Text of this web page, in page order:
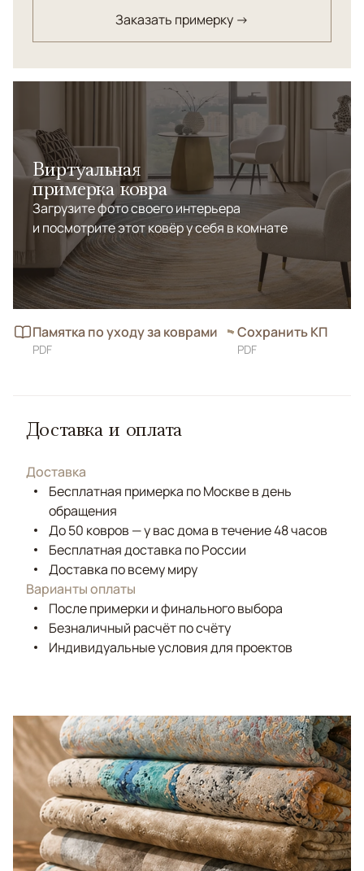
Заказать примерку →
Виртуальная
примерка ковра
Загрузите фото своего интерьера
и посмотрите этот ковёр у себя в комнате
Памятка по уходу за коврами
PDF
Сохранить КП
PDF
Доставка и оплата
Доставка
Бесплатная примерка по Москве в день
обращения
До 50 ковров — у вас дома в течение 48 часов
Бесплатная доставка по России
Доставка по всему миру
Варианты оплаты
После примерки и финального выбора
Безналичный расчёт по счёту
Индивидуальные условия для проектов